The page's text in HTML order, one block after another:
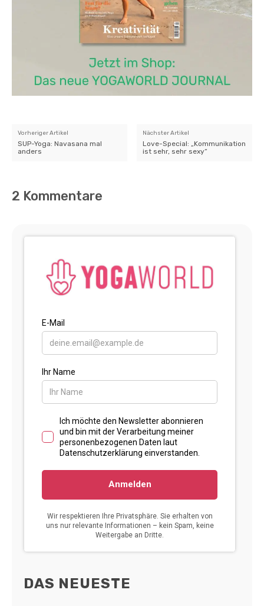
Vorheriger Artikel
SUP-Yoga: Navasana mal
anders
Nächster Artikel
Love-Special: „Kommunikation
ist sehr, sehr sexy“
2 Kommentare
DAS NEUESTE